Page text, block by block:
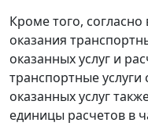
Кроме того,
оказания
оказанных услуг и
транспортные услуги
оказанных услуг
единицы расчетов в